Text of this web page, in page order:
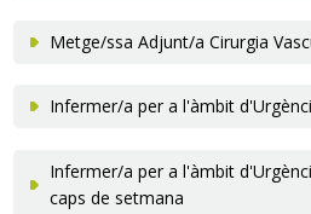
Traductor
Metge/ssa Adjunt/a Cirurgia
Infermer/a per a l'àmbit
Infermer/a per a l'àmbit
caps de setmana